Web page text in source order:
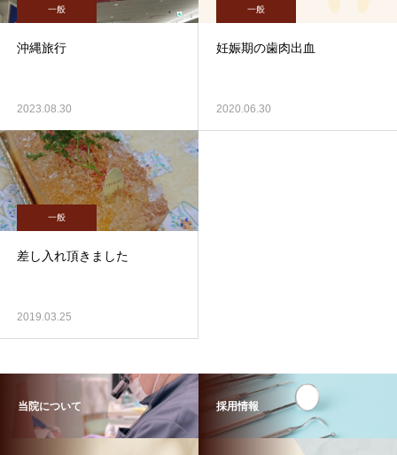
一般
沖縄旅行
2023.08.30
一般
妊娠期の歯肉出血
2020.06.30
一般
差し入れ頂きました
2019.03.25
当院について 採用情報